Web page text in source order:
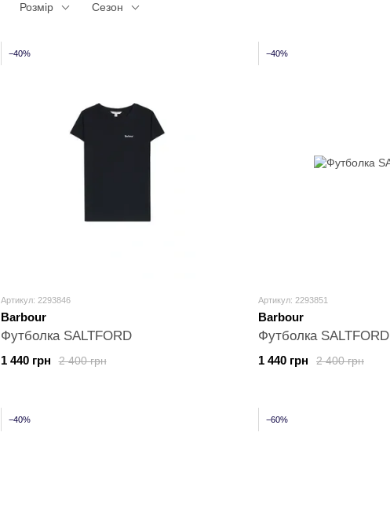
Розмір Сезон
−40%
Артикул: 2293846
Barbour
Футболка SALTFORD
2 400 грн
1 440 грн
−40%
Артикул: 2293851
Barbour
Футболка SALTFORD
2 400 грн
1 440 грн
−40% −60%